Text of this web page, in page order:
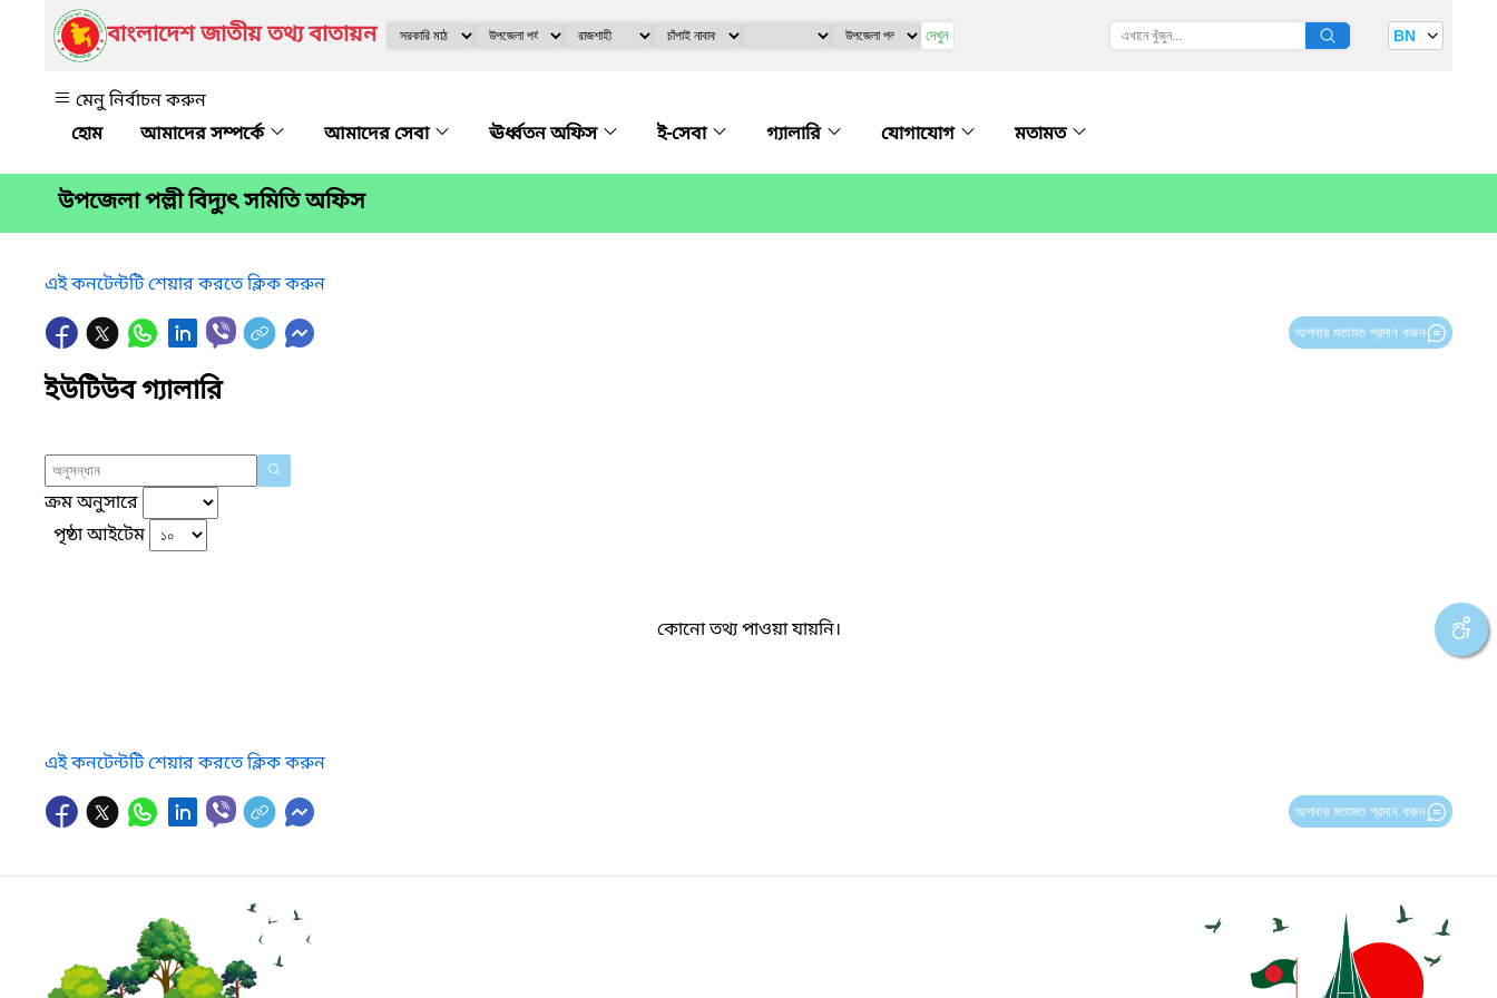
বাংলাদেশ জাতীয় তথ্য বাতায়ন দেখুন BN
মেনু নির্বাচন করুন
আমাদের সম্পর্কে
আমাদের সেবা ঊর্ধ্বতন অফিস ই-সেবা গ্যালারি যোগাযোগ মতামত
উপজেলা পল্লী বিদ্যুৎ সমিতি অফিস
এই কনটেন্টটি শেয়ার করতে ক্লিক করুন
আপনার মতামত প্রদান করুন
ইউটিউব গ্যালারি
ক্রম অনুসারে
পৃষ্ঠা আইটেম
কোনো তথ্য পাওয়া যায়নি।
এই কনটেন্টটি শেয়ার করতে ক্লিক করুন
আপনার মতামত প্রদান করুন